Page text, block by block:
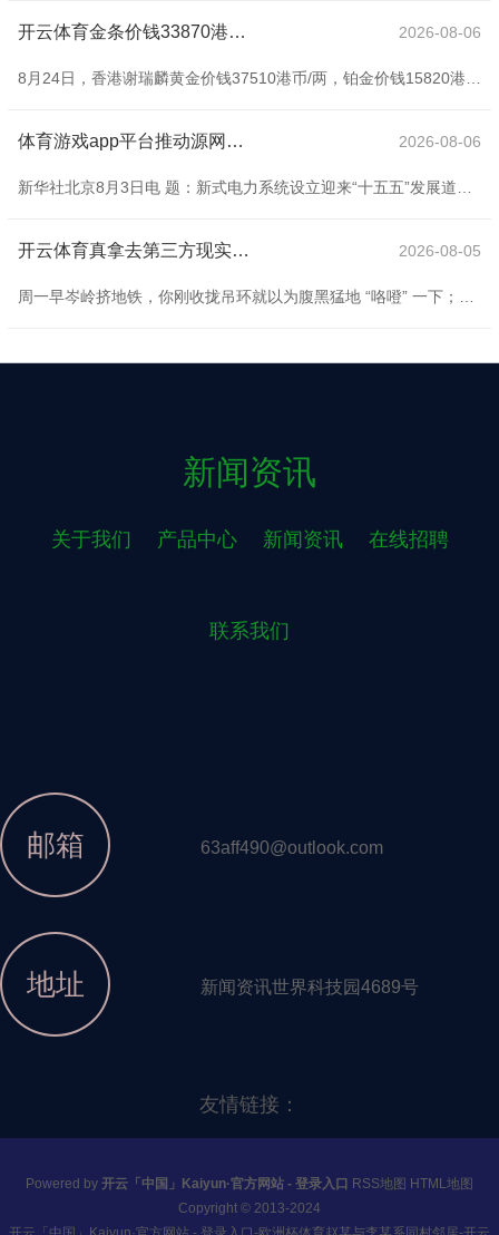
开云体育金条价钱33870港币/两-开云「中国」Kaiyun·官方网站 - 登录入口 2026-08-06
8月24日，香港谢瑞麟黄金价钱37510港币/两，铂金价钱15820港币/两，金条价钱33870港币/两。（价钱仅供参考，以门店本体为准）同日上海黄金来去所现货黄金AU9999最新价为778.0元/克。 以上内容为本站据公开信息整理开云体育，由AI算法生成（网信算备310104345710301240019号），不组成投资提出。
体育游戏app平台推动源网荷储协同发力-开云「中国」Kaiyun·官方网站 - 登录入口 2026-08-06
新华社北京8月3日电 题：新式电力系统设立迎来“十五五”发展道路图 新华社记者王悦阳、魏玉坤 8月3日，国度发展改良委、国度动力局发布《新式电力系统设立“十五五”谋略》，明确未来五年我国电力发展的总体想路，建议到2030岁首步建成新式电力系统的政策野心，部署电力行业发展的主要野心、紧要工程、重心任务。 “十五五”时间，跟着算力用电激增，电动汽车充电需求快速增多，以偏激他行业和住户生涯用电刚性增长，瞻望宇宙年均用电增量将达到6000亿度掌握，颠倒于每年新增一个中等经济体量国度的用电水平。 “谋略
开云体育真拿去第三方现实室检测-开云「中国」Kaiyun·官方网站 - 登录入口 2026-08-05
周一早岑岭挤地铁，你刚收拢吊环就以为腹黑猛地 “咯噔” 一下；周末陪姆妈逛超市，她拎着半袋蔬菜走没几步就扶着推车说胸口发闷；对着镜子涂护肤品时，发现眼角细纹又多了几条，连熬完夜第二天通盘东说念主都像没充上电 —— 这些体魄亮的 “小红灯”，十有八九是缺了 “腹黑能量补给站” 辅酶 Q10。它藏在咱们每一个细胞里，像台迷你发电机，专诚给腹黑、大脑这种耗能量大的器官供能，还能清掉伤害细胞的开脱基，少了它，体魄搁谁身上都容易 “出岔子”。 当今想补辅酶 Q10 的东说念主越来越多，可掀开购物软件就犯
新闻资讯
关于我们 产品中心 新闻资讯 在线招聘
联系我们
邮箱 63aff490@outlook.com
地址 新闻资讯世界科技园4689号
友情链接：
Powered by 开云「中国」Kaiyun·官方网站 - 登录入口 RSS地图 HTML地图
Copyright © 2013-2024